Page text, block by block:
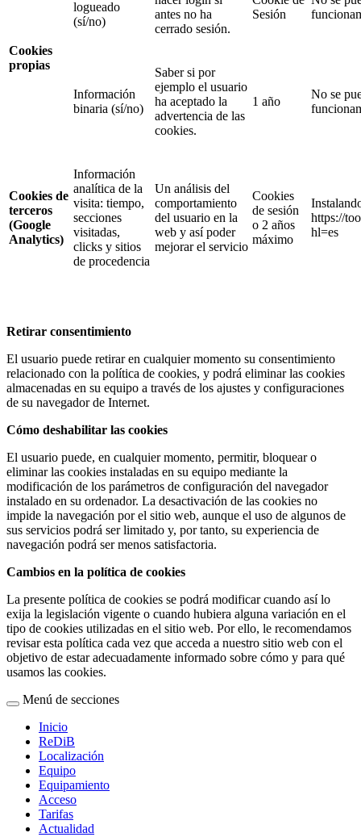
Cookies
propias
logueado
(sí/no)
antes no ha
cerrado sesión.
Sesión
Información
binaria (sí/no)
Saber si por
ejemplo el usuario
ha aceptado la
advertencia de las
cookies.
1 año
No se
Cookies de
terceros
(Google
Analytics)
Información
analítica de la
visita: tiempo,
secciones
visitadas,
clicks y sitios
de procedencia
Un análisis del
comportamiento
del usuario en la
web y así poder
mejorar el servicio
Cookies
de sesión
o 2 años
máximo
https://
hl=es
Retirar consentimiento
El usuario puede retirar en cualquier momento su consentimiento
relacionado con la política de cookies, y podrá eliminar las cookies
almacenadas en su equipo a través de los ajustes y configuraciones
de su navegador de Internet.
Cómo deshabilitar las cookies
El usuario puede, en cualquier momento, permitir, bloquear o
eliminar las cookies instaladas en su equipo mediante la
modificación de los parámetros de configuración del navegador
instalado en su ordenador. La desactivación de las cookies no
impide la navegación por el sitio web, aunque el uso de algunos de
sus servicios podrá ser limitado y, por tanto, su experiencia de
navegación podrá ser menos satisfactoria.
Cambios en la política de cookies
La presente política de cookies se podrá modificar cuando así lo
exija la legislación vigente o cuando hubiera alguna variación en el
tipo de cookies utilizadas en el sitio web. Por ello, le recomendamos
revisar esta política cada vez que acceda a nuestro sitio web con el
objetivo de estar adecuadamente informado sobre cómo y para qué
usamos las cookies.
Menú de secciones
Inicio
ReDiB
Localización
Equipo
Equipamiento
Acceso
Tarifas
Actualidad